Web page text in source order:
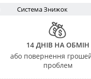
Система Знижок
14 ДНІВ НА ОБМІН
або повернення
проблем